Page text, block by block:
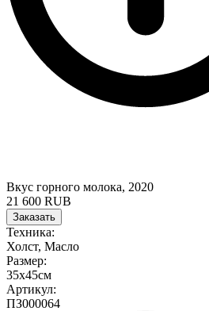
Вкус горного молока, 2020
21 600 RUB
Заказать
Техника:
Холст, Масло
Размер:
35х45см
Артикул:
ПЗ000064